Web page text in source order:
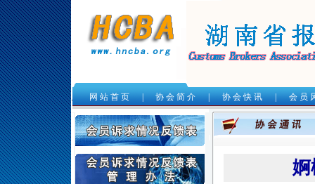
. 网 站 首 页 | 协 会 简 介 | 协 会 快 讯 | 会 员
婀